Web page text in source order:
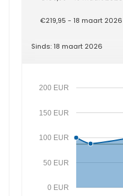
€219,95 - 18 maart 2026
Sinds: 18 maart 2026
0 EUR
50 EUR
100 EUR
150 EUR
200 EUR